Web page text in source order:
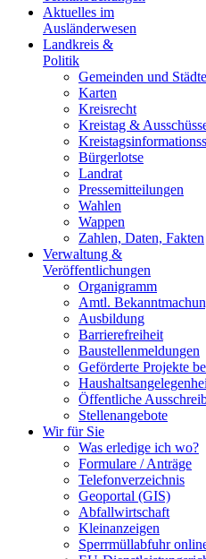
Aktuelles im
Ausländerwesen
Landkreis &
Politik
Gemeinden und Städte
Karten
Kreisrecht
Kreistag &
Bürgerlotse
Landrat
Pressemitteilungen
Wahlen
Wappen
Zahlen, Daten, Fakten
Verwaltung &
Veröffentlichungen
Organigramm
Amtl.
Ausbildung
Barrierefreiheit
Baustellenmeldungen
Geförderte Projekte
Öffentliche
Stellenangebote
Wir für Sie
Was erledige ich wo?
Formulare / Anträge
Telefonverzeichnis
Geoportal (GIS)
Abfallwirtschaft
Kleinanzeigen
Sperrmüllabfuhr